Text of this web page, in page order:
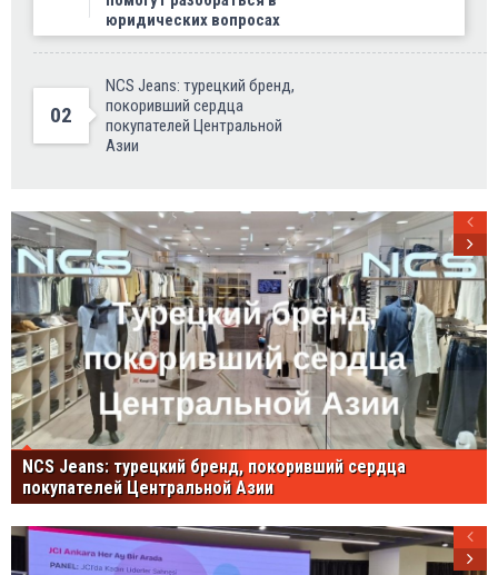
юридических вопросах
02
NCS Jeans: турецкий бренд,
покоривший сердца
покупателей Центральной
Азии
NCS Jeans: турецкий бренд, покоривший сердца
покупателей Центральной Азии